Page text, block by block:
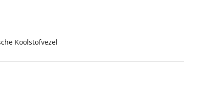
Koolstofvezel